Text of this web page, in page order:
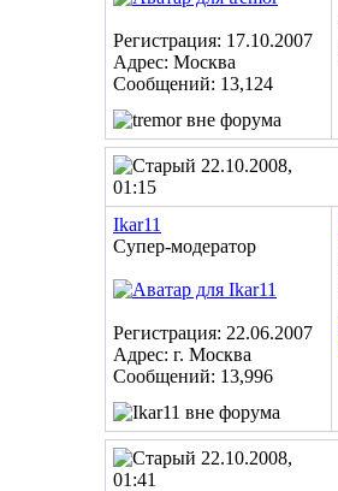
Регистрация: 17.10.2007
Адрес: Москва
Сообщений: 13,124
22.10.2008,
01:15
Ikar11
Супер-модератор
Регистрация: 22.06.2007
Адрес: г. Москва
Сообщений: 13,996
22.10.2008,
01:41